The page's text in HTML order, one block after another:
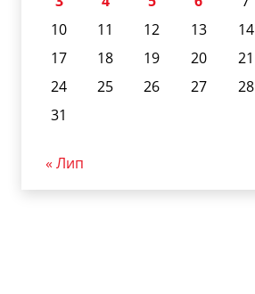
10
11 12 13 14
17
18 19 20 21
24
25 26 27 28
31
« Лип